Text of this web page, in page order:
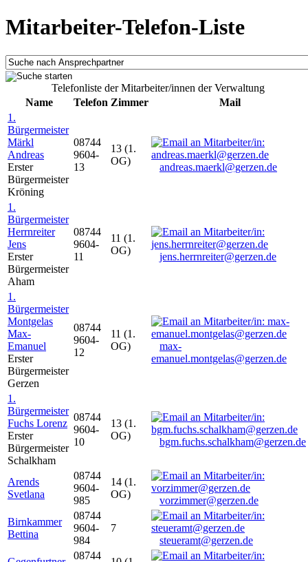
Mitarbeiter-Telefon-Liste
Telefonliste der Mitarbeiter/innen der Verwaltung
Name
Telefon Zimmer
Mail
1.
Bürgermeister
Märkl
Andreas
Erster
Bürgermeister
Kröning
08744
9604-
13
13 (1.
OG)
andreas.maerkl@gerzen.de
1.
Bürgermeister
Herrnreiter
Jens
Erster
Bürgermeister
Aham
08744
9604-
11
11 (1.
OG)
jens.herrnreiter@gerzen.de
1.
Bürgermeister
Montgelas
Max-
Emanuel
Erster
Bürgermeister
Gerzen
08744
9604-
12
11 (1.
OG)
max-
emanuel.montgelas@gerzen.de
1.
Bürgermeister
Fuchs Lorenz
Erster
Bürgermeister
Schalkham
08744
9604-
10
13 (1.
OG)
bgm.fuchs.schalkham@gerzen.de
Arends
Svetlana
08744
9604-
985
14 (1.
OG)
vorzimmer@gerzen.de
Birnkammer
Bettina
08744
9604-
984
7
steueramt@gerzen.de
08744